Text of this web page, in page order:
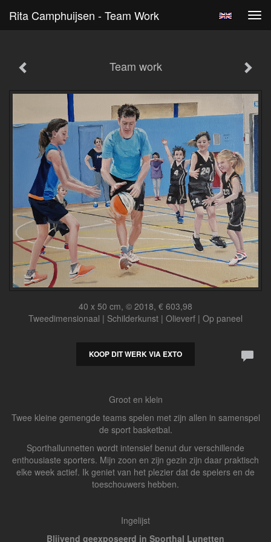
Rita Camphuijsen - Team Work
Team work
40 x 50 cm, © 2018, € 603,98
Tweedimensionaal | Schilderkunst | Olieverf | Op paneel
KOOP DIT WERK VIA EXTO
Groot en klein
Twee kleine gemengde teams spelen met zijn allen in samenspel
de sport basketbal.
Sporthallunnetten wordt intensief benut dur verschillende
enthousiaste sporters. Mijn zoon en zijn gezin zijn daar praktisch
elke week actief. Ik geniet van het plezier dat de spelers en de
toeschouwers hebben.
Ingelijst
Blijvend geexposeerd in Sporthal Lunetten